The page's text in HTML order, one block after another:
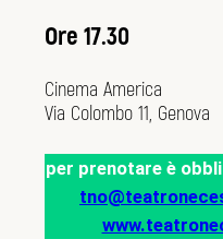
Ore 17.30
Cinema America
Via Colombo 11, Genova
per prenotare è